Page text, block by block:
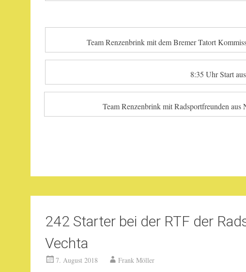
Team Renzenbrink mit dem Bremer Tatort
8:35 Uhr Start
Team Renzenbrink mit Radsportfreunden
242 Starter bei der RTF der
Vechta
7. August 2018 Frank Möller